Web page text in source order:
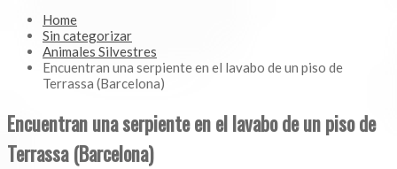
Home
Sin categorizar
Animales Silvestres
Encuentran una serpiente en el lavabo de un piso de
Terrassa (Barcelona)
Encuentran una serpiente en el lavabo de un piso de
Terrassa (Barcelona)